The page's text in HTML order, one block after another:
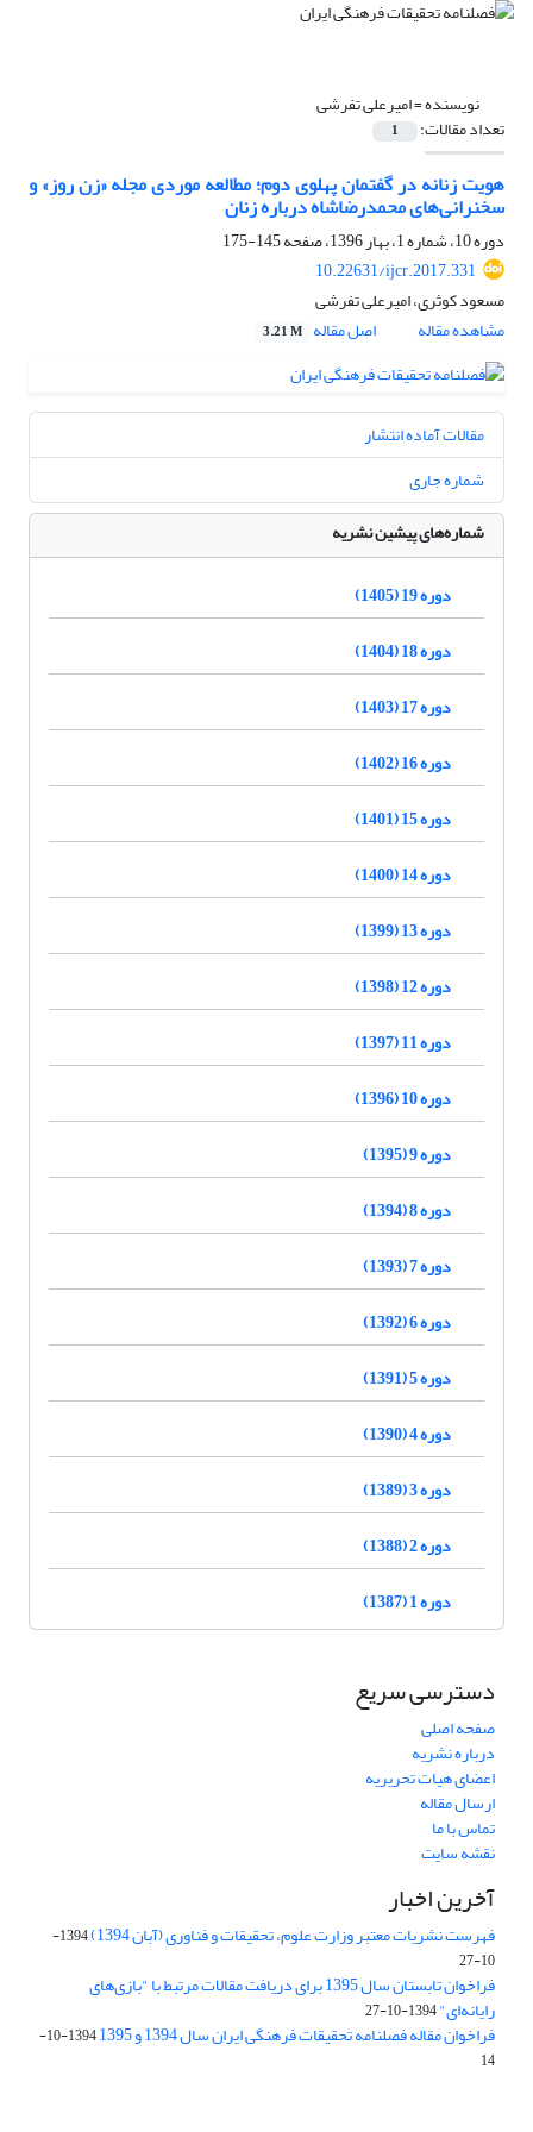
نویسنده =امیرعلی تفرشی
تعداد مقالات: 1
هویت زنانه در گفتمان پهلوی دوم؛ مطالعه موردی مجله «زن روز» و
سخنرانی‌های محمدرضاشاه درباره زنان
دوره 10، شماره 1، بهار 1396، صفحه
145-175
10.22631/ijcr.2017.331
مسعود کوثری، امیرعلی تفرشی
مشاهده مقاله
اصل مقاله 3.21 M
مقالات آماده انتشار
شماره جاری
شماره‌های پیشین نشریه
دوره 19 (1405)
دوره 18 (1404)
دوره 17 (1403)
دوره 16 (1402)
دوره 15 (1401)
دوره 14 (1400)
دوره 13 (1399)
دوره 12 (1398)
دوره 11 (1397)
دوره 10 (1396)
دوره 9 (1395)
دوره 8 (1394)
دوره 7 (1393)
دوره 6 (1392)
دوره 5 (1391)
دوره 4 (1390)
دوره 3 (1389)
دوره 2 (1388)
دوره 1 (1387)
دسترسی سریع
صفحه اصلی
درباره نشریه
اعضای هیات تحریریه
ارسال مقاله
تماس با ما
نقشه سایت
آخرین اخبار
فهرست نشریات معتبر وزارت علوم، تحقیقات و فناوری (آبان 1394)
1394-
10-27
فراخوان تابستان سال 1395 برای دریافت مقالات مرتبط با "بازی‌های
رایانه‌ای"1394-10-27
فراخوان مقاله فصلنامه تحقیقات فرهنگی ایران سال 1394 و 1395
1394-10-
14